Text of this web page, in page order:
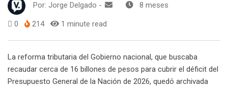
Por: Jorge Delgado - 8 meses
0 214 1 minute read
La reforma tributaria del Gobierno nacional, que buscaba
recaudar cerca de 16 billones de pesos para cubrir el déficit del
Presupuesto General de la Nación de 2026, quedó archivada